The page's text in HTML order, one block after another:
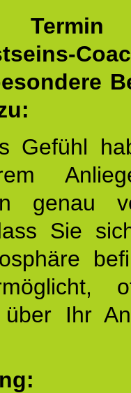
Gefühl
genau
Sie
über Ihr